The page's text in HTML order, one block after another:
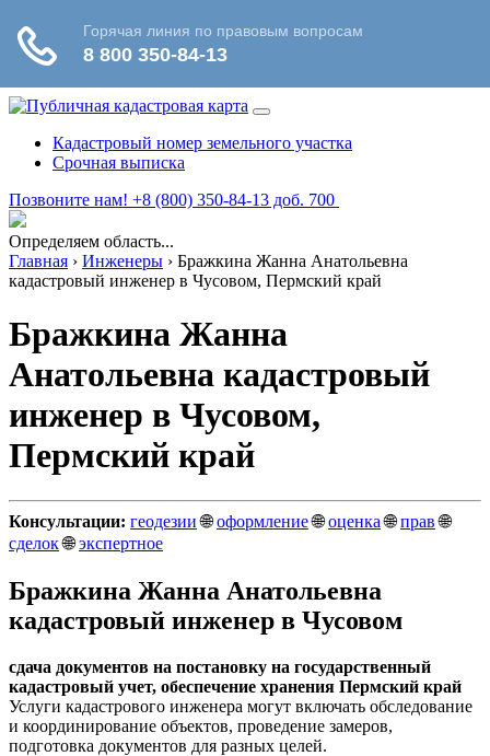
Кадастровый номер земельного участка
Срочная выписка
Позвоните нам! +8 (800) 350-84-13 доб. 700
Определяем область...
Главная › Инженеры › Бражкина Жанна Анатольевна
кадастровый инженер в Чусовом, Пермский край
Бражкина Жанна
Анатольевна кадастровый
инженер в Чусовом,
Пермский край
Консультации: геодезии🌐оформление🌐оценка🌐прав🌐
сделок🌐экспертное
Бражкина Жанна Анатольевна
кадастровый инженер в Чусовом
сдача документов на постановку на государственный
кадастровый учет, обеспечение хранения Пермский край
Услуги кадастрового инженера могут включать обследование
и координирование объектов, проведение замеров,
подготовка документов для разных целей.